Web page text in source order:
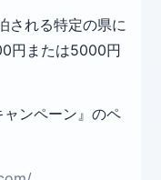
される特定の県に
円または5000円
ンペーン』のペ